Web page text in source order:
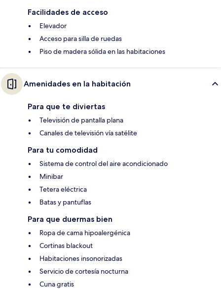
Facilidades de acceso
Elevador
Acceso para silla de ruedas
Piso de madera sólida en las habitaciones
Amenidades en la habitación
Para que te diviertas
Televisión de pantalla plana
Canales de televisión vía satélite
Para tu comodidad
Sistema de control del aire acondicionado
Minibar
Tetera eléctrica
Batas y pantuflas
Para que duermas bien
Ropa de cama hipoalergénica
Cortinas blackout
Habitaciones insonorizadas
Servicio de cortesía nocturna
Cuna gratis